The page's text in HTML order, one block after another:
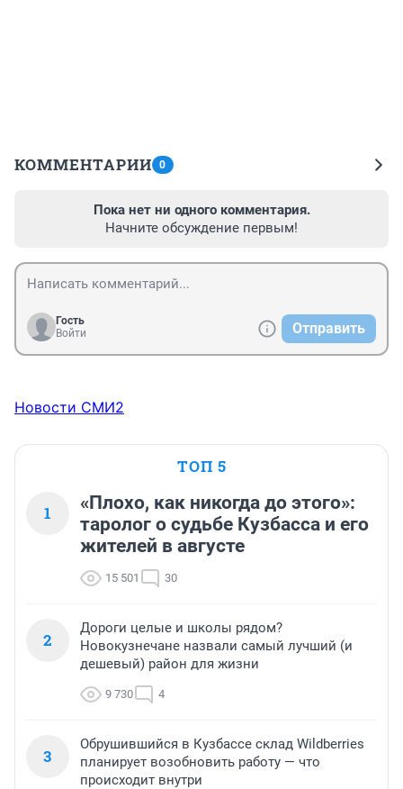
КОММЕНТАРИИ 0
Пока нет ни одного комментария.
Начните обсуждение первым!
Гость
Войти
Отправить
Новости СМИ2
ТОП 5
1
«Плохо, как никогда до этого»:
таролог о судьбе Кузбасса и его
жителей в августе
15 501 30
2
Дороги целые и школы рядом?
Новокузнечане назвали самый лучший (и
дешевый) район для жизни
9 730 4
3
Обрушившийся в Кузбассе склад Wildberries
планирует возобновить работу — что
происходит внутри